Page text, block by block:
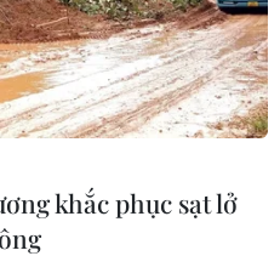
khắc phục sạt lở